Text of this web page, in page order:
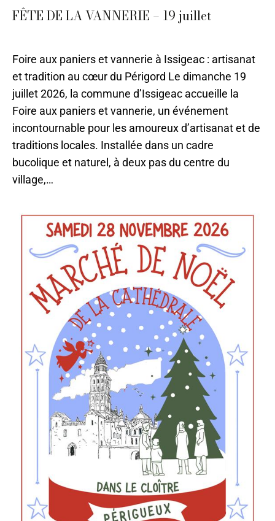
FÊTE DE LA VANNERIE – 19 juillet
Foire aux paniers et vannerie à Issigeac : artisanat
et tradition au cœur du Périgord Le dimanche 19
juillet 2026, la commune d’Issigeac accueille la
Foire aux paniers et vannerie, un événement
incontournable pour les amoureux d’artisanat et de
traditions locales. Installée dans un cadre
bucolique et naturel, à deux pas du centre du
village,…